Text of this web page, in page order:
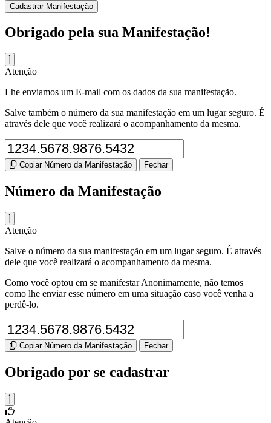
Cadastrar Manifestação
Obrigado pela sua Manifestação!
Atenção
Lhe enviamos um E-mail com os dados da sua manifestação.
Salve também o número da sua manifestação em um lugar seguro. É
através dele que você realizará o acompanhamento da mesma.
Copiar Número da Manifestação Fechar
Número da Manifestação
Atenção
Salve o número da sua manifestação em um lugar seguro. É através
dele que você realizará o acompanhamento da mesma.
Como você optou em se manifestar Anonimamente, não temos
como lhe enviar esse número em uma situação caso você venha a
perdê-lo.
Copiar Número da Manifestação Fechar
Obrigado por se cadastrar